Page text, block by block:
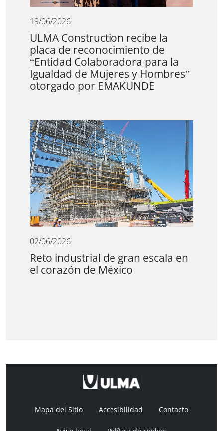
19/06/2026
ULMA Construction recibe la
placa de reconocimiento de
“Entidad Colaboradora para la
Igualdad de Mujeres y Hombres”
otorgado por EMAKUNDE
02/06/2026
Reto industrial de gran escala en
el corazón de México
Mapa del Sitio Accesibilidad Contacto